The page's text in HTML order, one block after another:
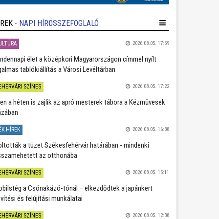
- NAPI HÍRÖSSZEFOGLALÓ
2026.08.05. 17:59
élet a középkori Magyarországon címmel nyílt
tablókiállítás a Városi Levéltárban
SZÍNES 2026.08.05. 17:22
a héten is zajlik az apró mesterek tábora a Kézművesek
HÍREK 2026.08.05. 16:38
a tüzet Székesfehérvár határában - mindenki
az otthonába
SZÍNES 2026.08.05. 15:11
a Csónakázó-tónál – elkezdődtek a japánkert
és felújítási munkálatai
SZÍNES 2026.08.05. 12:38